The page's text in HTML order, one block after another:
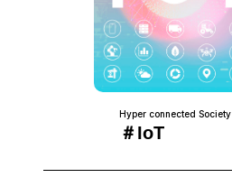
Hyper connected Society
＃IoT